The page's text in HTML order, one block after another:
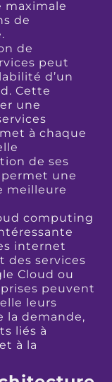
maximale
de
de
peut
d’un
Cette
une
à chaque
de ses
permet une
meilleure
computing
internet
des services
Cloud ou
peuvent
leurs
la demande,
liés à
à la